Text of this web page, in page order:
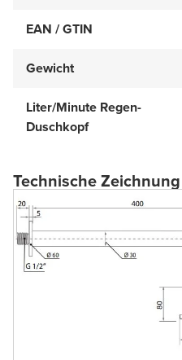
EAN / GTIN
Gewicht
Liter/Minute Regen-
Duschkopf
Technische Zeichnung